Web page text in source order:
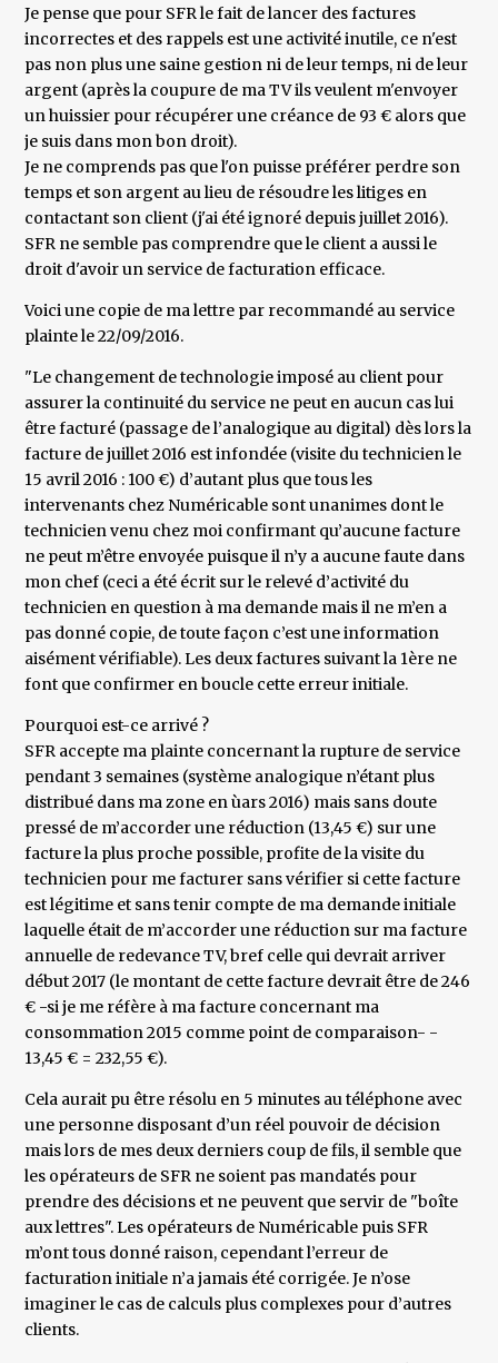
Je pense que pour SFR le fait de lancer des factures
incorrectes et des rappels est une activité inutile, ce n'est
pas non plus une saine gestion ni de leur temps, ni de leur
argent (après la coupure de ma TV ils veulent m'envoyer
un huissier pour récupérer une créance de 93 € alors que
je suis dans mon bon droit).
Je ne comprends pas que l'on puisse préférer perdre son
temps et son argent au lieu de résoudre les litiges en
contactant son client (j'ai été ignoré depuis juillet 2016).
SFR ne semble pas comprendre que le client a aussi le
droit d'avoir un service de facturation efficace.
Voici une copie de ma lettre par recommandé au service
plainte le 22/09/2016.
"Le changement de technologie imposé au client pour
assurer la continuité du service ne peut en aucun cas lui
être facturé (passage de l’analogique au digital) dès lors la
facture de juillet 2016 est infondée (visite du technicien le
15 avril 2016 : 100 €) d’autant plus que tous les
intervenants chez Numéricable sont unanimes dont le
technicien venu chez moi confirmant qu’aucune facture
ne peut m’être envoyée puisque il n’y a aucune faute dans
mon chef (ceci a été écrit sur le relevé d’activité du
technicien en question à ma demande mais il ne m’en a
pas donné copie, de toute façon c’est une information
aisément vérifiable). Les deux factures suivant la 1ère ne
font que confirmer en boucle cette erreur initiale.
Pourquoi est-ce arrivé ?
SFR accepte ma plainte concernant la rupture de service
pendant 3 semaines (système analogique n’étant plus
distribué dans ma zone en ùars 2016) mais sans doute
pressé de m’accorder une réduction (13,45 €) sur une
facture la plus proche possible, profite de la visite du
technicien pour me facturer sans vérifier si cette facture
est légitime et sans tenir compte de ma demande initiale
laquelle était de m’accorder une réduction sur ma facture
annuelle de redevance TV, bref celle qui devrait arriver
début 2017 (le montant de cette facture devrait être de 246
€ -si je me réfère à ma facture concernant ma
consommation 2015 comme point de comparaison- -
13,45 € = 232,55 €).
Cela aurait pu être résolu en 5 minutes au téléphone avec
une personne disposant d’un réel pouvoir de décision
mais lors de mes deux derniers coup de fils, il semble que
les opérateurs de SFR ne soient pas mandatés pour
prendre des décisions et ne peuvent que servir de "boîte
aux lettres". Les opérateurs de Numéricable puis SFR
m’ont tous donné raison, cependant l’erreur de
facturation initiale n’a jamais été corrigée. Je n’ose
imaginer le cas de calculs plus complexes pour d’autres
clients.